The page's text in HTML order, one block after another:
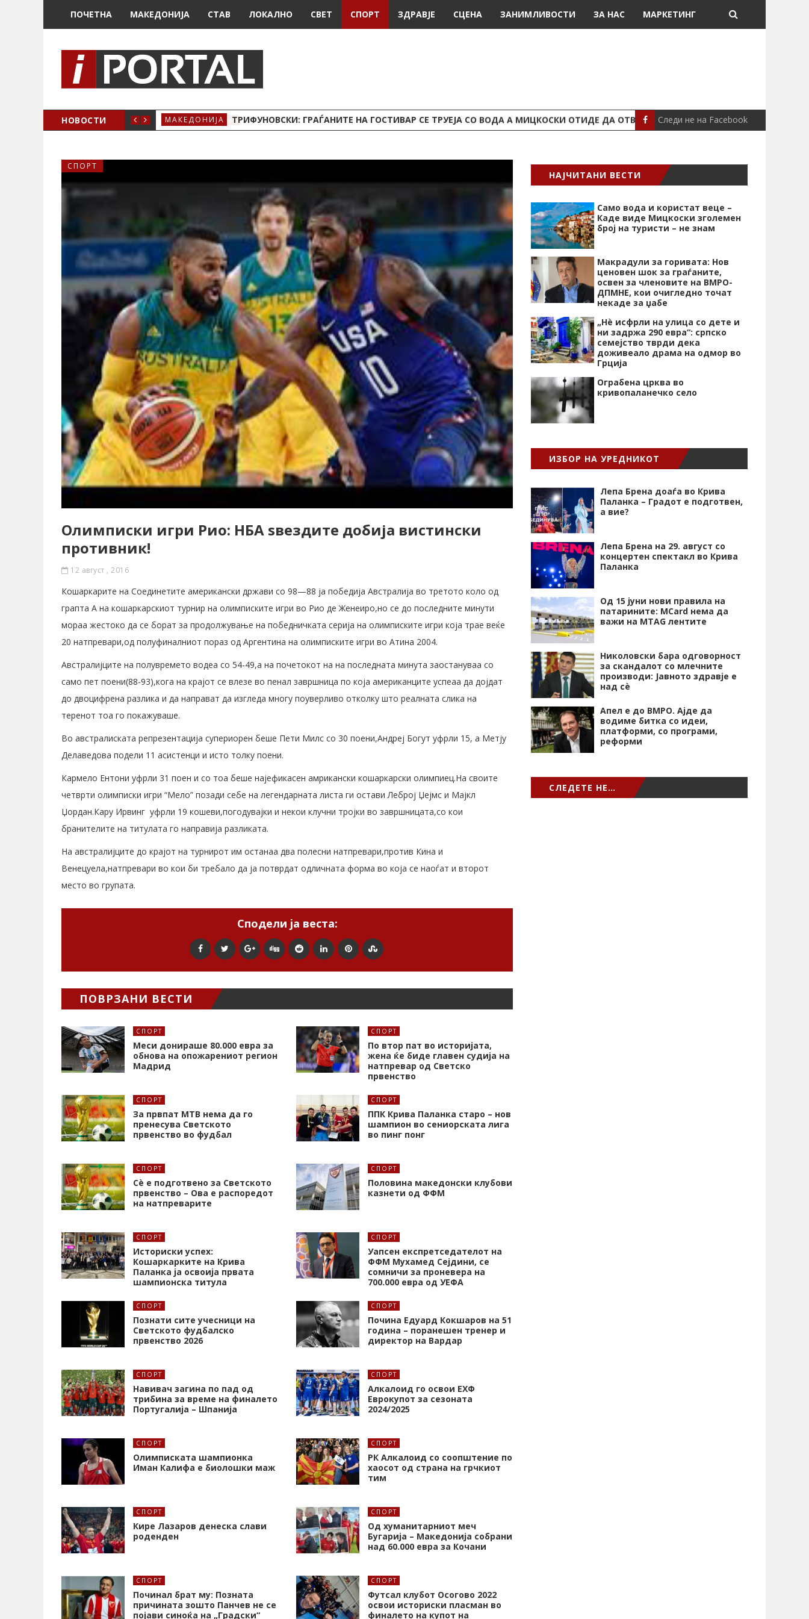
ПОЧЕТНА МАКЕДОНИЈА СТАВ ЛОКАЛНО СВЕТ СПОРТ ЗДРАВЈЕ СЦЕНА ЗАНИМЛИВОСТИ ЗА НАС МАРКЕТИНГ
НОВОСТИ МАКЕДОНИЈА ТРИФУНОВСКИ: ГРАЃАНИТЕ НА ГОСТИВАР СЕ ТРУЕЈА СО ВОДА А МИЦКОСКИ ОТИДЕ ДА ОТВОРА БАЗЕН МАКЕДОНИЈА
Следи не на Facebook
СПОРТ
Олимписки игри Рио: НБА ѕвездите добија вистински
противник!
12 август , 2016
Кошаркарите на Соединетите американски држави со 98—88 ја победија Австралија во третото коло од
грапта А на кошаркарскиот турнир на олимписките игри во Рио де Женеиро,но се до последните минути
мораа жестоко да се борат за продолжување на победничката серија на олимписките игри која трае веќе
20 натпревари,од полуфиналниот пораз од Аргентина на олимписките игри во Атина 2004.
Австралијците на полувремето водеа со 54-49,а на почетокот на на последната минута заостануваа со
само пет поени(88-93),кога на крајот се влезе во пенал завршница по која американците успеаа да дојдат
до двоцифрена разлика и да направат да изгледа многу поуверливо отколку што реалната слика на
теренот тоа го покажуваше.
Во австралиската репрезентација супериорен беше Пети Милс со 30 поени,Андреј Богут уфрли 15, а Метју
Делаведова подели 11 асистенци и исто толку поени.
Кармело Ентони уфрли 31 поен и со тоа беше најефикасен амрикански кошаркарски олимпиец.На своите
четврти олимписки игри “Мело” позади себе на легендарната листа ги остави Леброј Џејмс и Мајкл
Џордан.Кару Ирвинг уфрли 19 кошеви,погодувајки и некои клучни тројки во завршницата,со кои
бранителите на титулата го направија разликата.
На австралијците до крајот на турнирот им останаа два полесни натпревари,против Кина и
Венецуела,натпревари во кои би требало да ја потврдат одличната форма во која се наоѓат и второт
место во групата.
Сподели ја веста:
ПОВРЗАНИ ВЕСТИ
СПОРТ
Меси донираше 80.000 евра за
обнова на опожарениот регион
Мадрид
СПОРТ
По втор пат во историјата,
жена ќе биде главен судија на
натпревар од Светско
првенство
СПОРТ
За првпат МТВ нема да го
пренесува Светското
првенство во фудбал
СПОРТ
ППК Крива Паланка старо – нов
шампион во сениорската лига
во пинг понг
СПОРТ
Сè е подготвено за Светското
првенство – Ова е распоредот
на натпреварите
СПОРТ
Половина македонски клубови
казнети од ФФМ
СПОРТ
Историски успех:
Кошаркарките на Крива
Паланка ја освоија првата
шампионска титула
СПОРТ
Уапсен експретседателот на
ФФМ Мухамед Сејдини, се
сомничи за проневера на
700.000 евра од УЕФА
СПОРТ
Познати сите учесници на
Светското фудбалско
првенство 2026
СПОРТ
Почина Едуард Кокшаров на 51
година – поранешен тренер и
директор на Вардар
СПОРТ
Навивач загина по пад од
трибина за време на финалето
Португалија – Шпанија
СПОРТ
Алкалоид го освои ЕХФ
Еврокупот за сезоната
2024/2025
СПОРТ
Олимписката шампионка
Иман Калифa е биолошки маж
СПОРТ
РК Алкалоид со соопштение по
хаосот од страна на грчкиот
тим
СПОРТ
Кире Лазаров денеска слави
роденден
СПОРТ
Од хуманитарниот меч
Бугарија – Македонија собрани
над 60.000 евра за Кочани
СПОРТ
Починал брат му: Позната
причината зошто Панчев не се
појави синоќа на „Градски“
СПОРТ
Футсал клубот Осогово 2022
освои историски пласман во
финалето на купот на
НАЈЧИТАНИ ВЕСТИ
Само вода и користат веце –
Каде виде Мицкоски зголемен
број на туристи – не знам
Макрадули за горивата: Нов
ценовен шок за граѓаните,
освен за членовите на ВМРО-
ДПМНЕ, кои очигледно точат
некаде за џабе
„Нѐ исфрли на улица со дете и
ни задржа 290 евра“: српско
семејство тврди дека
доживеало драма на одмор во
Грција
Ограбена црква во
кривопаланечко село
ИЗБОР НА УРЕДНИКОТ
Лепа Брена доаѓа во Крива
Паланка – Градот е подготвен,
а вие?
Лепа Брена на 29. август со
концертен спектакл во Крива
Паланка
Од 15 јуни нови правила на
патарините: MCard нема да
важи на MTAG лентите
Николовски бара одговорност
за скандалот со млечните
производи: Јавното здравје е
над сѐ
Апел е до ВМРО. Ајде да
водиме битка со идеи,
платформи, со програми,
реформи
СЛЕДЕТЕ НЕ…